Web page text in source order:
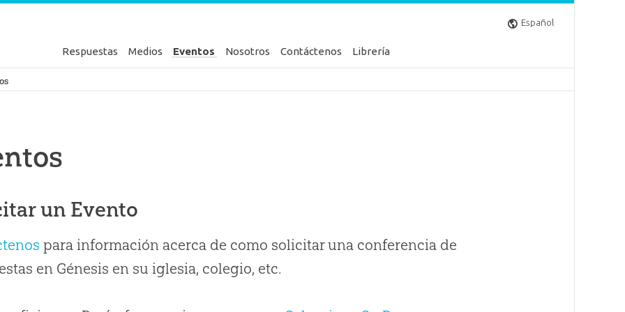
Español
Respuestas Medios Eventos Nosotros Contáctenos Librería
Génesis
un Evento
para información acerca de como solicitar una conferencia de
en Génesis en su iglesia, colegio, etc.